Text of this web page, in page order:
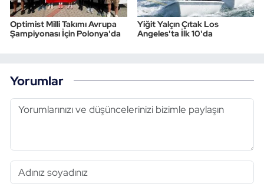
Optimist Milli Takımı Avrupa
Şampiyonası İçin Polonya'da
Yiğit Yalçın Çıtak Los
Angeles'ta İlk 10'da
Yorumlar